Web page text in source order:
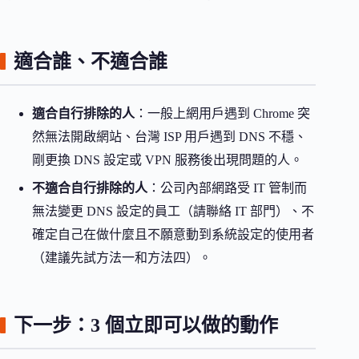
適合誰、不適合誰
適合自行排除的人 ：一般上網用戶遇到 Chrome 突
然無法開啟網站、台灣 ISP 用戶遇到 DNS 不穩、
剛更換 DNS 設定或 VPN 服務後出現問題的人。
不適合自行排除的人：公司內部網路受 IT 管制而
無法變更 DNS 設定的員工（請聯絡 IT 部門）、不
確定自己在做什麼且不願意動到系統設定的使用者
（建議先試方法一和方法四）。
下一步：3 個立即可以做的動作